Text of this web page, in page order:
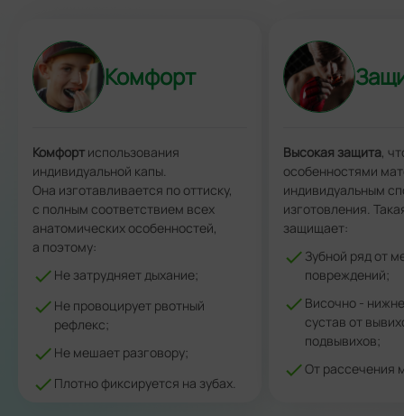
Комфорт
Комфорт использования
индивидуальной капы.
Она изготавливается по оттиску,
с полным соответствием всех
анатомических особенностей,
а поэтому:
Не затрудняет дыхание;
Не провоцирует рвотный
рефлекс;
Не мешает разговору;
Плотно фиксируется на зубах.
Высокая защита,
особенностями
индивидуальным
изготовления.
защищает:
Зубной ряд от
повреждений;
Височно -
сустав от
подвывихов;
От рассечения